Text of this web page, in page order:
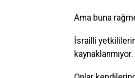
Ama buna
İsrailli
kaynaklanmıyor.